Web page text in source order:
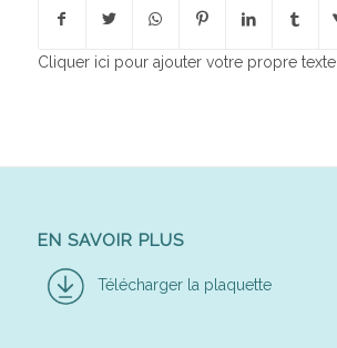
Cliquer ici pour ajouter votre propre texte
EN SAVOIR PLUS
Télécharger la plaquette